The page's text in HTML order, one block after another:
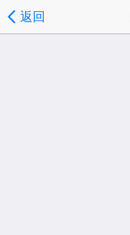
返回